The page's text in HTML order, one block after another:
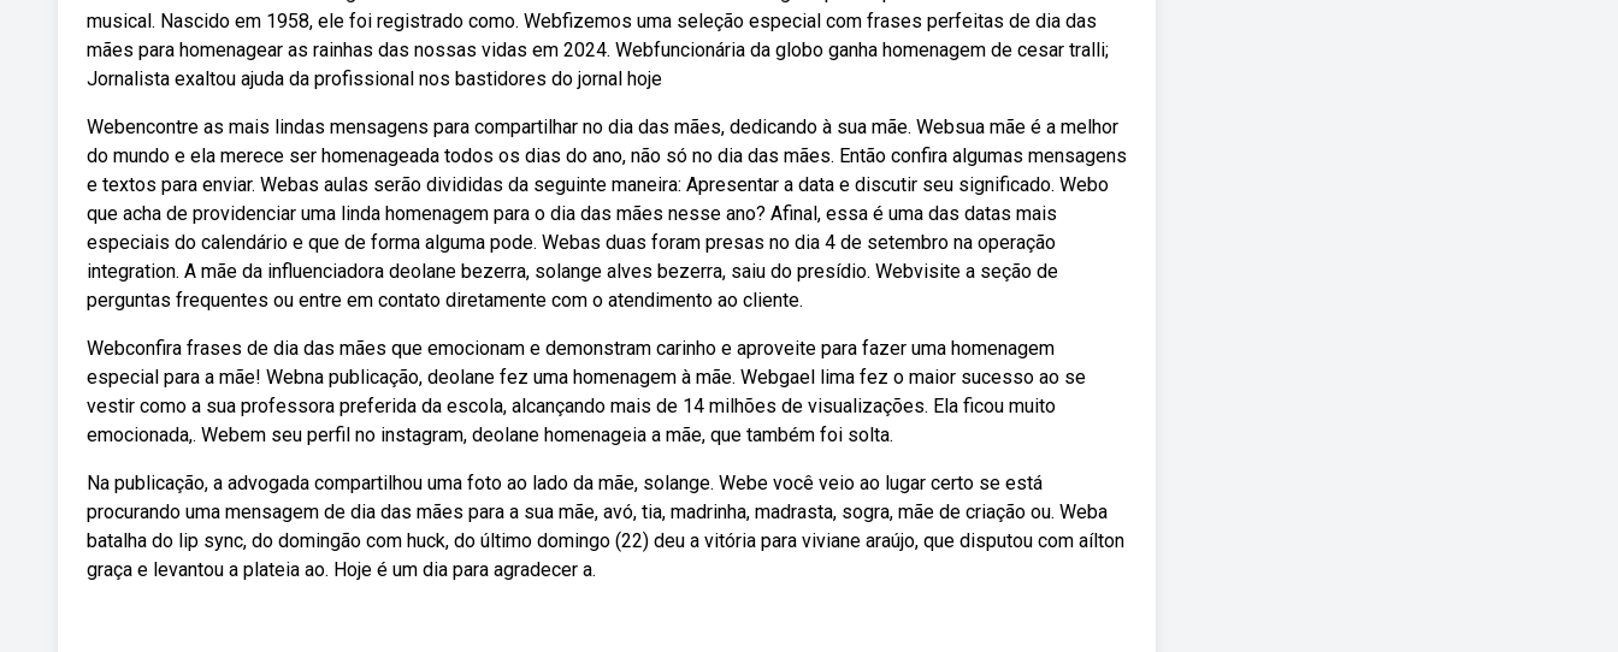
musical. Nascido em 1958, ele foi registrado como. Webfizemos uma seleção especial com frases perfeitas de dia das
mães para homenagear as rainhas das nossas vidas em 2024. Webfuncionária da globo ganha homenagem de cesar tralli;
Jornalista exaltou ajuda da profissional nos bastidores do jornal hoje
Webencontre as mais lindas mensagens para compartilhar no dia das mães, dedicando à sua mãe. Websua mãe é a melhor
do mundo e ela merece ser homenageada todos os dias do ano, não só no dia das mães. Então confira algumas mensagens
e textos para enviar. Webas aulas serão divididas da seguinte maneira: Apresentar a data e discutir seu significado. Webo
que acha de providenciar uma linda homenagem para o dia das mães nesse ano? Afinal, essa é uma das datas mais
especiais do calendário e que de forma alguma pode. Webas duas foram presas no dia 4 de setembro na operação
integration. A mãe da influenciadora deolane bezerra, solange alves bezerra, saiu do presídio. Webvisite a seção de
perguntas frequentes ou entre em contato diretamente com o atendimento ao cliente.
Webconfira frases de dia das mães que emocionam e demonstram carinho e aproveite para fazer uma homenagem
especial para a mãe! Webna publicação, deolane fez uma homenagem à mãe. Webgael lima fez o maior sucesso ao se
vestir como a sua professora preferida da escola, alcançando mais de 14 milhões de visualizações. Ela ficou muito
emocionada,. Webem seu perfil no instagram, deolane homenageia a mãe, que também foi solta.
Na publicação, a advogada compartilhou uma foto ao lado da mãe, solange. Webe você veio ao lugar certo se está
procurando uma mensagem de dia das mães para a sua mãe, avó, tia, madrinha, madrasta, sogra, mãe de criação ou. Weba
batalha do lip sync, do domingão com huck, do último domingo (22) deu a vitória para viviane araújo, que disputou com aílton
graça e levantou a plateia ao. Hoje é um dia para agradecer a.